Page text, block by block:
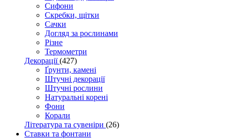
Сифони
Скребки, щітки
Сачки
Догляд за рослинами
Різне
Термометри
Декорації(427)
Ґрунти, камені
Штучні декорації
Штучні рослини
Натуральні корені
Фони
Корали
Література та сувеніри (26)
Ставки та фонтани